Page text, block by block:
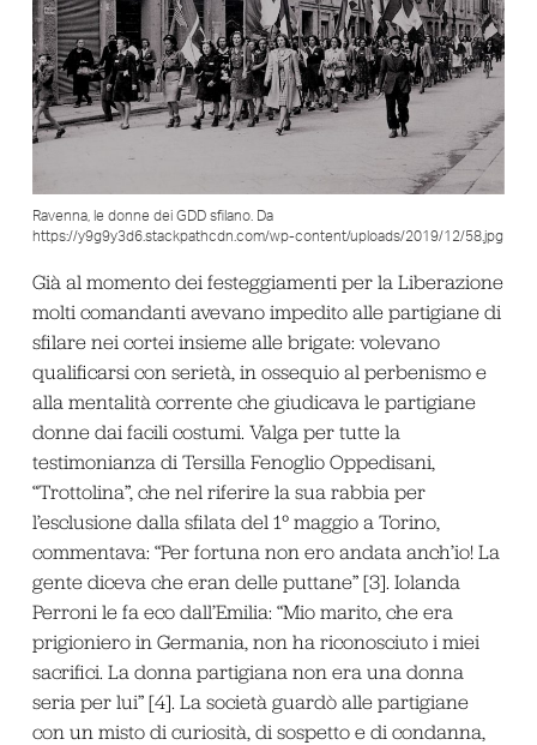
Ravenna, le donne dei GDD sfilano. Da
https://y9g9y3d6.stackpathcdn.com/wp-content/uploads/2019/12/58.jpg
Già al momento dei festeggiamenti per la Liberazione
molti comandanti avevano impedito alle partigiane di
sfilare nei cortei insieme alle brigate: volevano
qualificarsi con serietà, in ossequio al perbenismo e
alla mentalità corrente che giudicava le partigiane
donne dai facili costumi. Valga per tutte la
testimonianza di Tersilla Fenoglio Oppedisani,
“Trottolina”, che nel riferire la sua rabbia per
l’esclusione dalla sfilata del 1° maggio a Torino,
commentava: “Per fortuna non ero andata anch’io! La
gente diceva che eran delle puttane” [3]. Iolanda
Perroni le fa eco dall’Emilia: “Mio marito, che era
prigioniero in Germania, non ha riconosciuto i miei
sacrifici. La donna partigiana non era una donna
seria per lui” [4]. La società guardò alle partigiane
con un misto di curiosità, di sospetto e di condanna,